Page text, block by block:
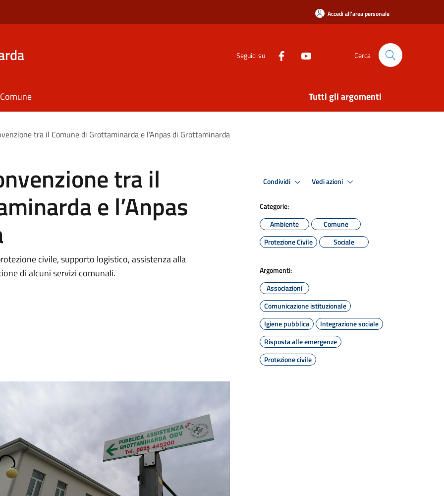
Accedi all'area personale
Seguici su Cerca
Tutti gli argomenti
tra il Comune di Grottaminarda e l’Anpas di Grottaminarda
tra il
e l’Anpas
civile, supporto logistico, assistenza alla
di alcuni servizi comunali.
Condividi Vedi azioni
Categorie:
Ambiente
Comune
Protezione Civile
Sociale
Argomenti:
Associazioni
Comunicazione istituzionale
Igiene pubblica
Integrazione sociale
Risposta alle emergenze
Protezione civile